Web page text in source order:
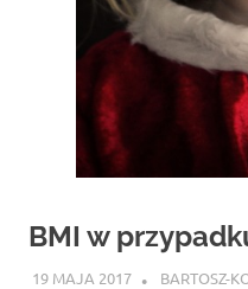
BMI w
19 MAJA 2017 BARTOSZ-